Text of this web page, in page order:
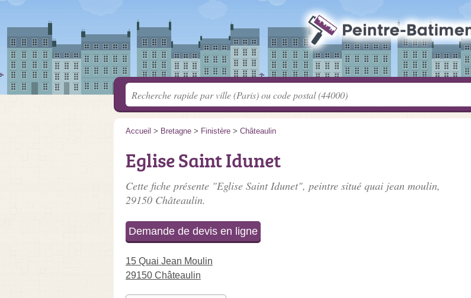
Accueil > Bretagne > Finistère > Châteaulin
Eglise Saint Idunet
Cette fiche présente "Eglise Saint Idunet", peintre situé quai jean moulin,
29150 Châteaulin.
Demande de devis en ligne
15 Quai Jean Moulin
29150 Châteaulin